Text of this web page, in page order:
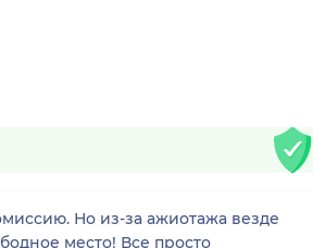
Но из-за ажиотажа везде
место! Все просто